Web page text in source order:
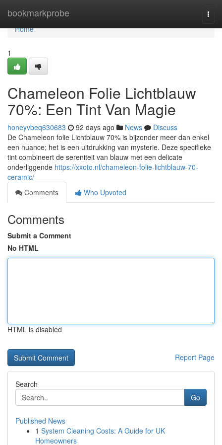
bookmarkprobe
Home
Home
1
Chameleon Folie Lichtblauw
70%: Een Tint Van Magie
honeyvbeq630683 92 days ago News
Discuss
De Chameleon folie Lichtblauw 70% is bijzonder meer dan enkel
een nuance; het is een uitdrukking van mysterie. Deze specifieke
tint combineert de sereniteit van blauw met een delicate
onderliggende https://xxoto.nl/chameleon-folie-lichtblauw-70-
ceramic/
Comments
Who Upvoted
Comments
Submit a Comment
No HTML
HTML is disabled
Report Page
Search
Go
Published News
1 System Cleaning Costs: A Guide for UK
Homeowners